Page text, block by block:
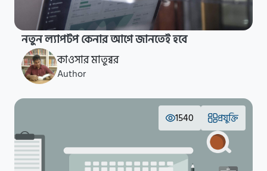
নতুন ল্যাপটপ কেনার আগে জানতেই হবে
কাওসার মাতুব্বর
Author
1540 প্রযুক্তি